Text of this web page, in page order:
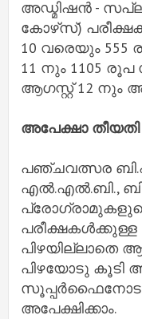
അഡ്മിഷൻ -
കോഴ്‌സ്)
10 വരെയും
11 നും 1105
ആഗസ്റ്റ് 12 നും
അപേക്ഷാ തീയതി
പഞ്ചവത്സര
എൽ.എൽ.ബി.,
പരീക്ഷകൾക്കുള്ള
പിഴയില്ലാതെ
പിഴയോടു കൂടി
സൂപ്പർഫൈനോടു
അപേക്ഷിക്കാം.